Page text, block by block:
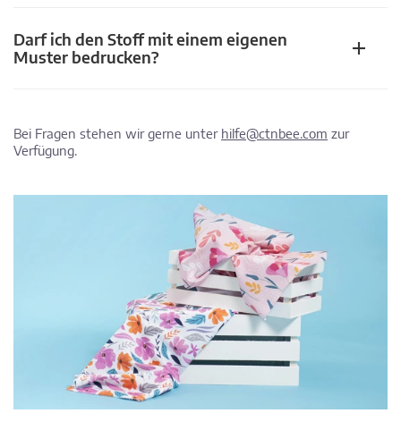
Darf ich den Stoff mit einem eigenen
Muster bedrucken?
Bei Fragen stehen wir gerne unter hilfe@ctnbee.com zur
Verfügung.